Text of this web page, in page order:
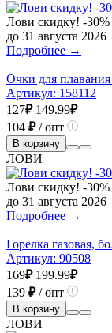
Лови скидку! -30%
до 31 августа 2026
Подробнее →
Очки для
Артикул: 158112
127₽ 149.99₽
104 ₽/ опт
В корзину
ЛОВИ
Лови скидку! -30%
до 31 августа 2026
Подробнее →
Горелка газовая,
Артикул: 90508
169₽ 199.99₽
139 ₽/ опт
В корзину
ЛОВИ